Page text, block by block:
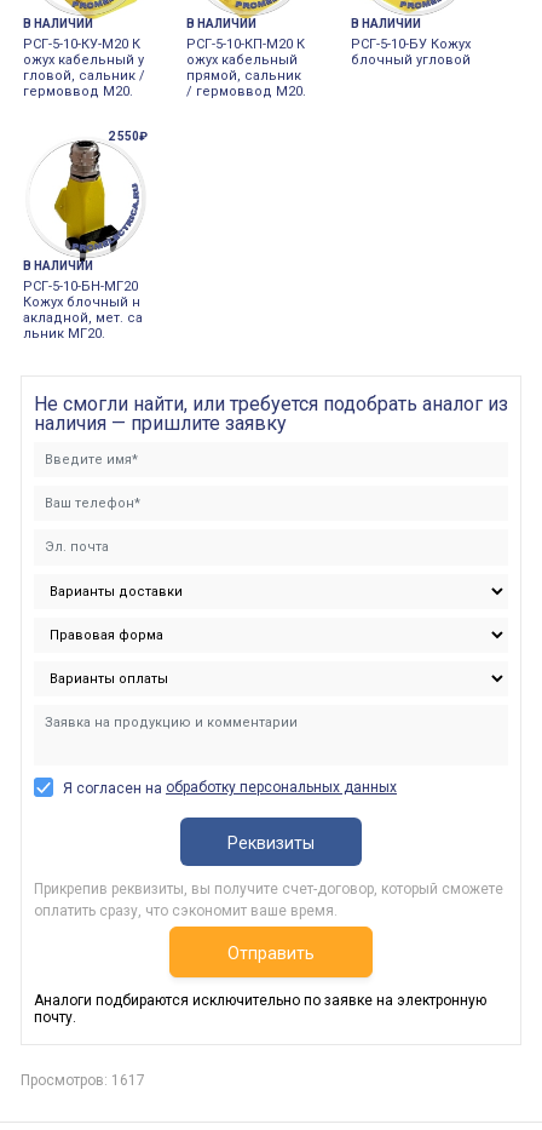
В НАЛИЧИИ
РСГ-5-10-КУ-M20 К
ожух кабельный у
гловой, сальник /
гермоввод М20.
В НАЛИЧИИ
РСГ-5-10-КП-M20 К
ожух кабельный
прямой, сальник
/ гермоввод М20.
В НАЛИЧИИ
РСГ-5-10-БУ Кожух
блочный угловой
2 550₽
В НАЛИЧИИ
РСГ-5-10-БН-MГ20
Кожух блочный н
акладной, мет. са
льник МГ20.
Не смогли найти, или требуется подобрать аналог из
наличия — пришлите заявку
Я согласен на обработку персональных данных
Реквизиты
Прикрепив реквизиты, вы получите счет-договор, который сможете
оплатить сразу, что сэкономит ваше время.
Отправить
Аналоги подбираются исключительно по заявке на электронную
почту.
Просмотров: 1617